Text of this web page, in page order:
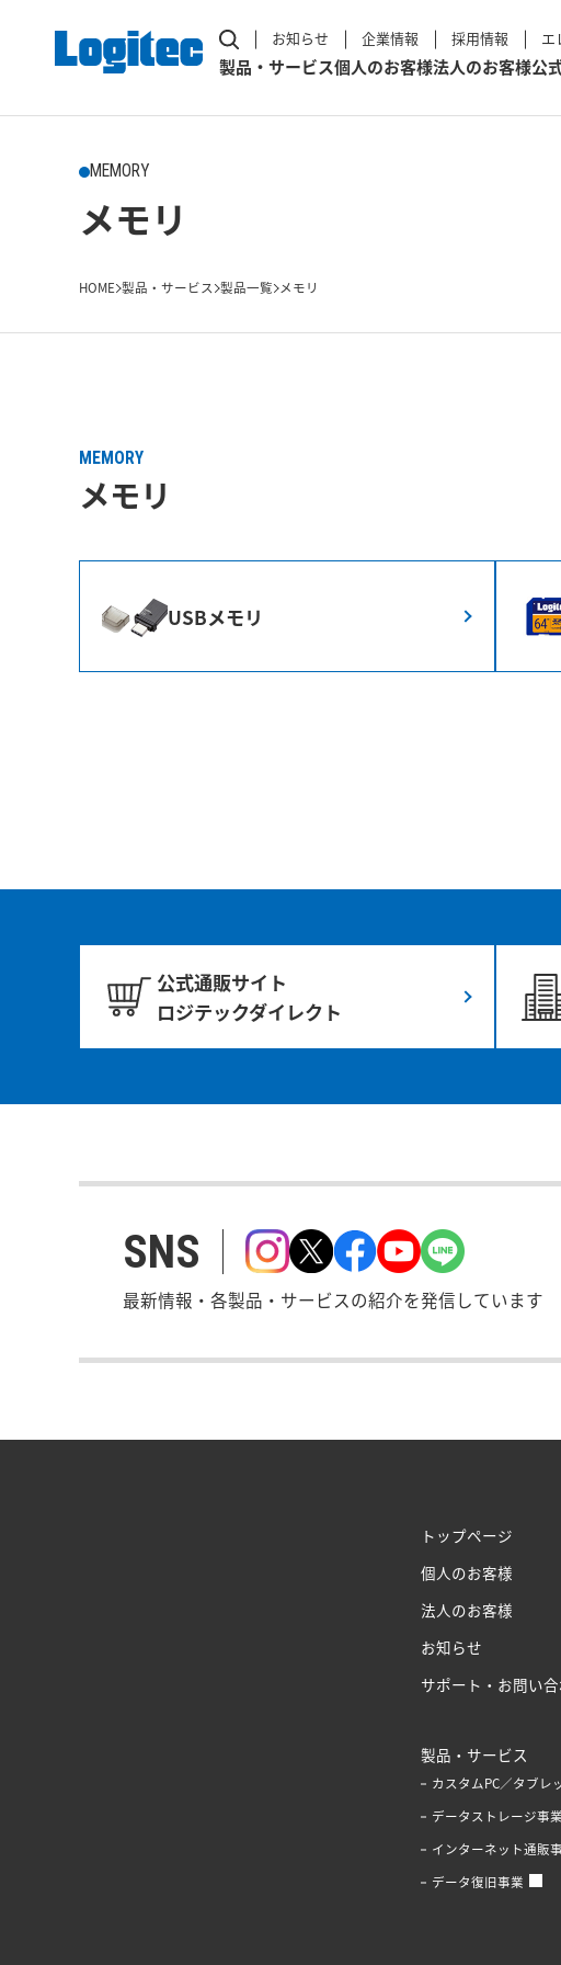
お知らせ 企業情報 採用情報 エ
製品・サービス個人のお客様法人のお客様公
MEMORY
メモリ
HOME 製品・サービス 製品一覧 メモリ
MEMORY
メモリ
USBメモリ
公式通販サイト
ロジテックダイレクト
SNS
最新情報・各製品・サービスの紹介を発信しています
トップページ
個人のお客様
法人のお客様
お知らせ
サポート・お問い
製品・サービス
カスタムPC／タブレ
データストレージ事業
インターネット通販
データ復旧事業